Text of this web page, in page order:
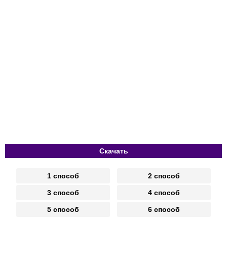
Скачать
1 способ 2 способ
3 способ 4 способ
5 способ 6 способ